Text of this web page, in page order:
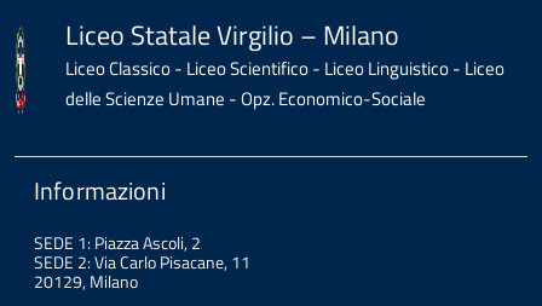
Liceo Statale Virgilio – Milano
Liceo Classico - Liceo Scientifico - Liceo Linguistico - Liceo
delle Scienze Umane - Opz. Economico-Sociale
Informazioni
SEDE 1: Piazza Ascoli, 2
SEDE 2: Via Carlo Pisacane, 11
20129, Milano